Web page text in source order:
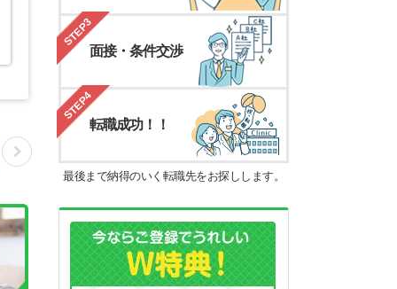
STEP3
面接・条件交渉
STEP4
転職成功！！
最後まで納得のいく転職先をお探しします。